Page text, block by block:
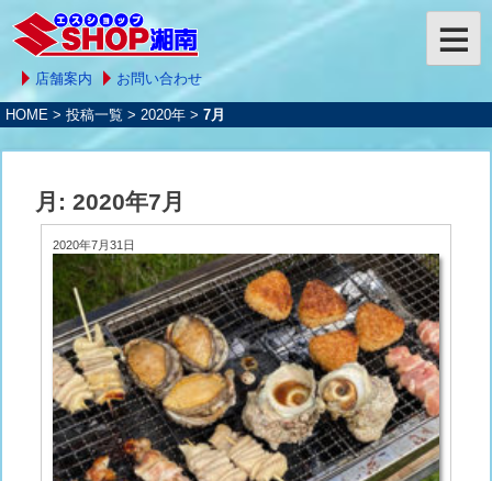
店舗案内 お問い合わせ
HOME > 投稿一覧 > 2020年 > 7月
月: 2020年7月
2020年7月31日